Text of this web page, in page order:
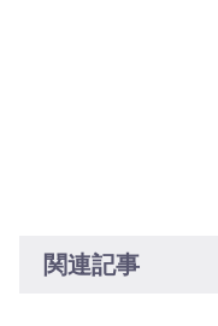
関連記事